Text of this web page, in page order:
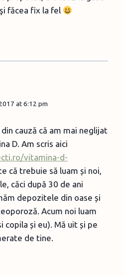
făcea fix la fel
at 6:12 pm
cauză că am mai neglijat
D. Am scris aici
vitamina-d-
că trebuie să luam și noi,
căci după 30 de ani
depozitele din oase și
Acum noi luam
și eu). Mă uit și pe
de tine.